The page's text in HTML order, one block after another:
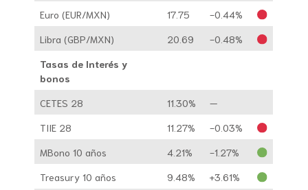
Euro (EUR/MXN)
17.75
-0.44%
Libra (GBP/MXN)
20.69
-0.48%
Tasas de Interés y
bonos
CETES 28
11.30%
—
TIIE 28
11.27%
-0.03%
MBono 10 años
4.21%
-1.27%
Treasury 10 años
9.48%
+3.61%